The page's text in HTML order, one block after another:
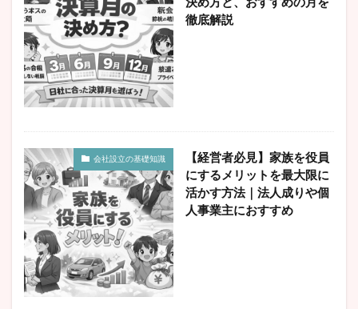
徹底解説
会社設立の基礎知識
【経営者必見】家族を役員
にするメリットを最大限に
活かす方法｜法人成りや個
人事業主におすすめ